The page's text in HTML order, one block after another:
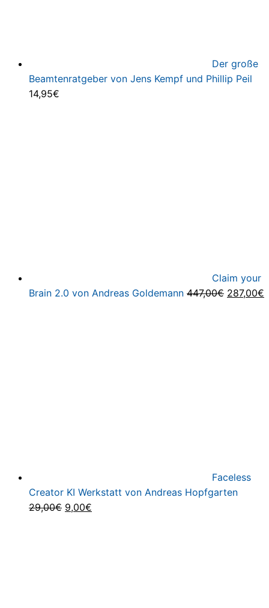
Der große
Beamtenratgeber von Jens Kempf und Phillip Peil
14,95€
Claim your
Brain 2.0 von Andreas Goldemann 447,00€ 287,00€
Faceless
Creator KI Werkstatt von Andreas Hopfgarten
29,00€ Ursprünglicher
9,00€